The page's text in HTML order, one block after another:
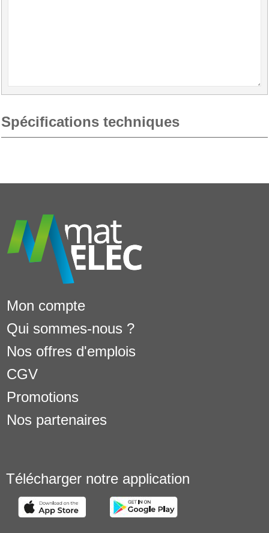
Spécifications techniques
Mon compte
Qui sommes-nous ?
Nos offres d'emplois
CGV
Promotions
Nos partenaires
Télécharger notre application